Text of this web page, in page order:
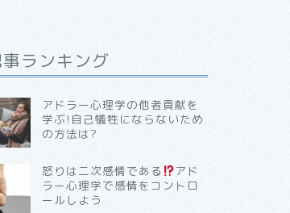
ランキング
アドラー心理学の他者貢献を
学ぶ!自己犠牲にならないため
の方法は?
怒りは二次感情である
アド
ラー心理学で感情をコントロ
ールしよう